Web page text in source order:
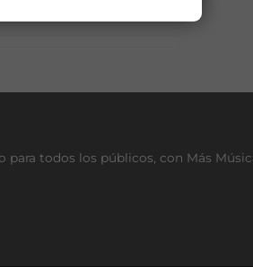
para todos los públicos, con Más